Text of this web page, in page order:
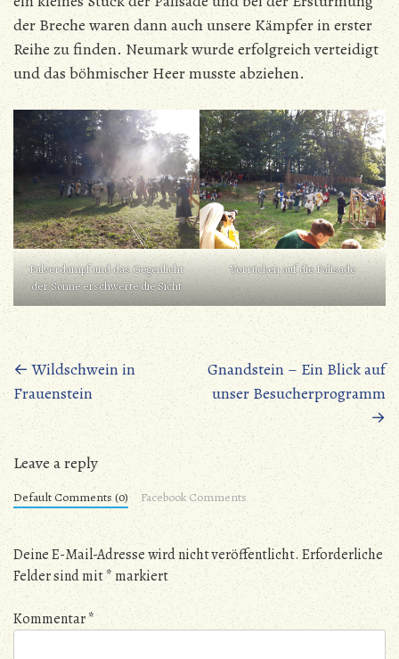
der Breche waren dann auch unsere Kämpfer in erster
Reihe zu finden. Neumark wurde erfolgreich verteidigt
und das böhmischer Heer musste abziehen.
Pulverdampf und das Gegenlicht
der Sonne erschwerte die Sicht
Vorrücken auf die Palisade
Beitragsnavigation
← Wildschwein in
Frauenstein
Gnandstein – Ein Blick auf
unser Besucherprogramm
→
Leave a reply
Default Comments (0) Facebook Comments
Deine E-Mail-Adresse wird nicht veröffentlicht.Erforderliche
Felder sind mit*markiert
Kommentar*